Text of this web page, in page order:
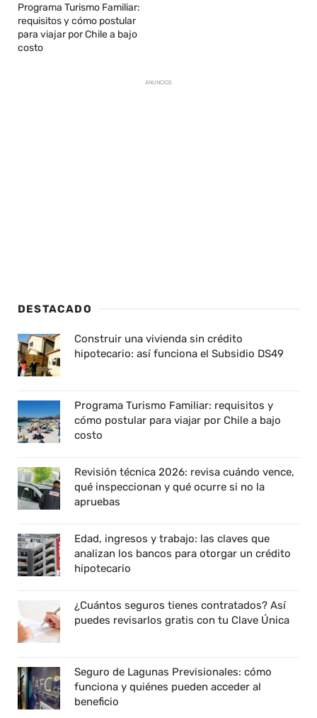
Programa Turismo Familiar:
requisitos y cómo postular
para viajar por Chile a bajo
costo
ANUNCIOS
DESTACADO
Construir una vivienda sin crédito
hipotecario: así funciona el Subsidio DS49
Programa Turismo Familiar: requisitos y
cómo postular para viajar por Chile a bajo
costo
Revisión técnica 2026: revisa cuándo vence,
qué inspeccionan y qué ocurre si no la
apruebas
Edad, ingresos y trabajo: las claves que
analizan los bancos para otorgar un crédito
hipotecario
¿Cuántos seguros tienes contratados? Así
puedes revisarlos gratis con tu Clave Única
Seguro de Lagunas Previsionales: cómo
funciona y quiénes pueden acceder al
beneficio